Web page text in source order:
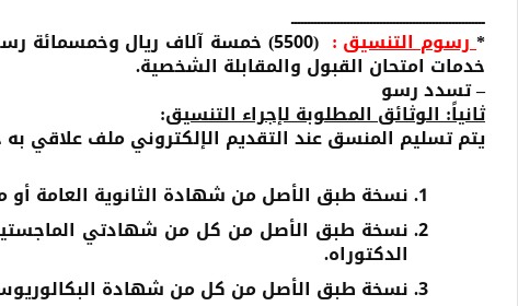
ـــــــــــــــــــــــــــــــــــــــــــــــــــــــــــ
*رسوم التنسيق :
خدمات امتحان القبول والمقابلة الشخصية.
– تسدد رسو
ثانياً:الوثائق المطلوبة لإجراء التنسيق:
يتم تسليم المنسق عند التقديم الإلكتروني ملف علاقي به
نسخة طبق الأصل من شهادة الثانوية العامة أو
نسخة طبق الأصل من كل من شهادتي الماجستير
الدكتوراه.
نسخة طبق الأصل من كل من شهادة البكالوريوس